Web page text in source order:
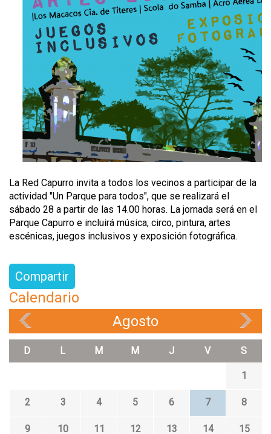
La Red Capurro invita a todos los vecinos a participar de la
actividad "Un Parque para todos", que se realizará el
sábado 28 a partir de las 14.00 horas. La jornada será en el
Parque Capurro e incluirá música, circo, pintura, artes
escénicas, juegos inclusivos y exposición fotográfica.
Compartir
Calendario
Agosto
D L M M J V S
1
2 3 4 5 6 7 8
9 10 11 12 13 14 15